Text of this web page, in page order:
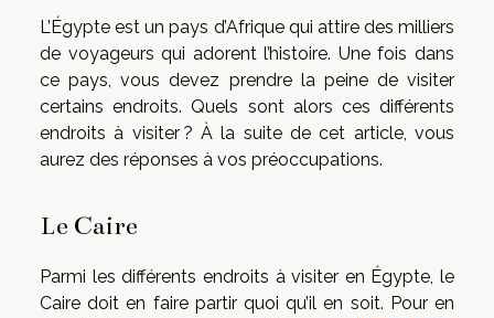
L’Égypte est un pays d’Afrique qui attire des milliers
de voyageurs qui adorent l’histoire. Une fois dans
ce pays, vous devez prendre la peine de visiter
certains endroits. Quels sont alors ces différents
endroits à visiter ? À la suite de cet article, vous
aurez des réponses à vos préoccupations.
Le Caire
Parmi les différents endroits à visiter en Égypte, le
Caire doit en faire partir quoi qu’il en soit. Pour en